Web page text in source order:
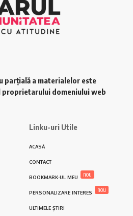
parțială a materialelor este
proprietarului domeniului web
Linku-uri Utile
ACASĂ
CONTACT
BOOKMARK-UL MEU nou
PERSONALIZARE INTERES nou
ULTIMELE ȘTIRI